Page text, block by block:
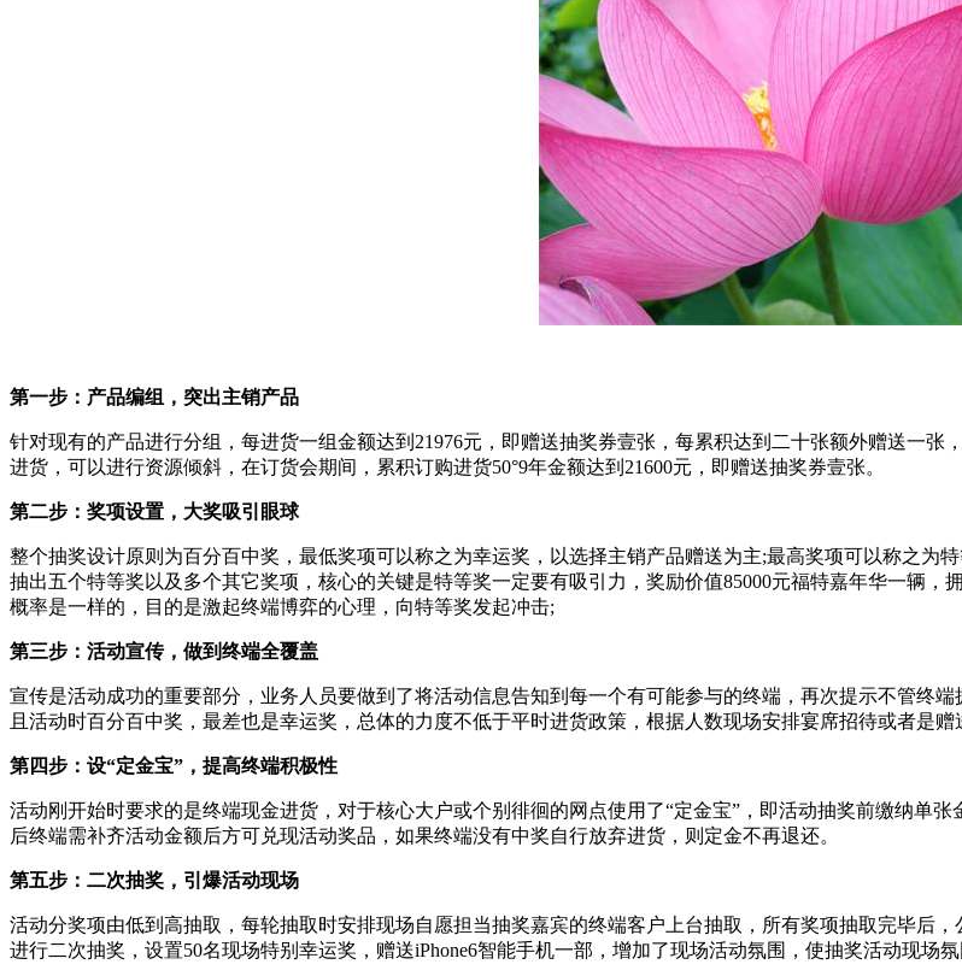
第一步：产品编组，突出主销产品
针对现有的产品进行分组，每进货一组金额达到21976元，即赠送抽奖券壹张，每累积达到二十张额外赠送一
进货，可以进行资源倾斜，在订货会期间，累积订购进货50°9年金额达到21600元，即赠送抽奖券壹张。
第二步：奖项设置，大奖吸引眼球
整个抽奖设计原则为百分百中奖，最低奖项可以称之为幸运奖，以选择主销产品赠送为主;最高奖项可以称之为
抽出五个特等奖以及多个其它奖项，核心的关键是特等奖一定要有吸引力，奖励价值85000元福特嘉年华一辆
概率是一样的，目的是激起终端博弈的心理，向特等奖发起冲击;
第三步：活动宣传，做到终端全覆盖
宣传是活动成功的重要部分，业务人员要做到了将活动信息告知到每一个有可能参与的终端，再次提示不管终
且活动时百分百中奖，最差也是幸运奖，总体的力度不低于平时进货政策，根据人数现场安排宴席招待或者是
第四步：设“定金宝”，提高终端积极性
活动刚开始时要求的是终端现金进货，对于核心大户或个别徘徊的网点使用了“定金宝”，即活动抽奖前缴纳单
后终端需补齐活动金额后方可兑现活动奖品，如果终端没有中奖自行放弃进货，则定金不再退还。
第五步：二次抽奖，引爆活动现场
活动分奖项由低到高抽取，每轮抽取时安排现场自愿担当抽奖嘉宾的终端客户上台抽取，所有奖项抽取完毕后
进行二次抽奖，设置50名现场特别幸运奖，赠送iPhone6智能手机一部，增加了现场活动氛围，使抽奖活动现场氛